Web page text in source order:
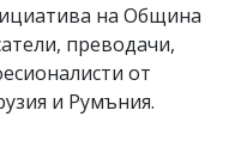
на Община
преводачи,
от
и Румъния.